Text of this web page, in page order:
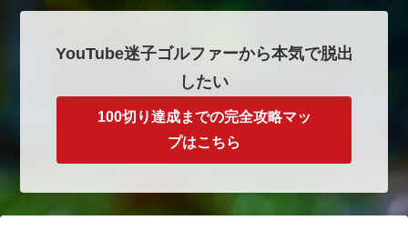
YouTube迷子ゴルファーから本気で脱出
したい
100切り達成までの完全攻略マッ
プはこちら